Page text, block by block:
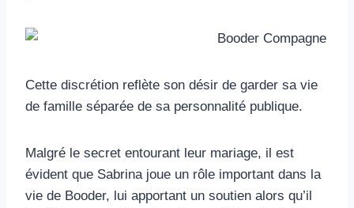
Cette discrétion reflète son désir de garder sa vie
de famille séparée de sa personnalité publique.
Malgré le secret entourant leur mariage, il est
évident que Sabrina joue un rôle important dans la
vie de Booder, lui apportant un soutien alors qu’il